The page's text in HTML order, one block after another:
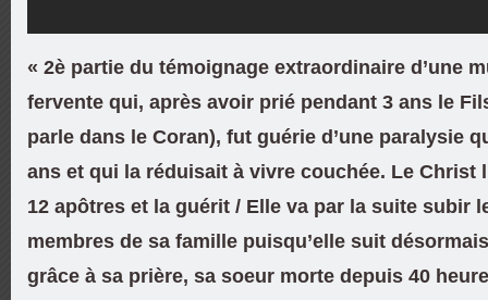
« 2è partie du témoignage extraordinaire d’une
fervente qui, après avoir prié pendant 3 ans le
parle dans le Coran), fut guérie d’une paralysie
ans et qui la réduisait à vivre couchée. Le Christ
12 apôtres et la guérit / Elle va par la suite subir
membres de sa famille puisqu’elle suit
grâce à sa prière, sa soeur morte depuis 40